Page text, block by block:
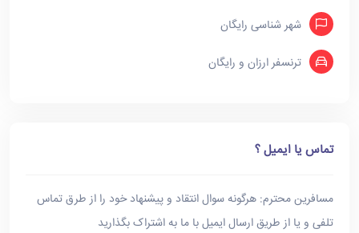
شهر شناسی رایگان
ترنسفر ارزان و رایگان
تماس یا ایمیل ؟
مسافرین محترم: هرگونه سوال انتقاد و پیشنهاد خود را از طرق تماس
تلفی و یا از طریق ارسال ایمیل با ما به اشتراک بگذارید